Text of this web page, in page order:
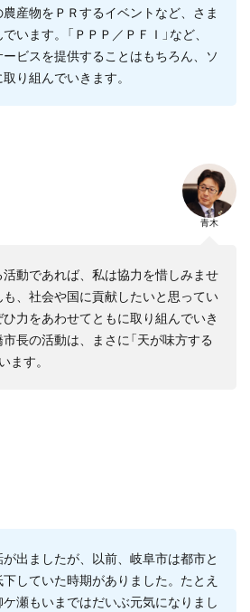
産物をＰＲするイベントなど、さま
います。「ＰＰＰ／ＰＦＩ」など、
ビスを提供することはもちろん、ソ
り組んでいきます。
青木
動であれば、私は協力を惜しみませ
、社会や国に貢献したいと思ってい
力をあわせてともに取り組んでいき
長の活動は、まさに「天が味方する
ます。
出ましたが、以前、岐阜市は都市と
していた時期がありました。たとえ
瀬もいまではだいぶ元気になりまし